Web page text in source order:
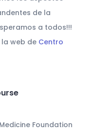
de la
a todos!!!
web de Centro
Foundation